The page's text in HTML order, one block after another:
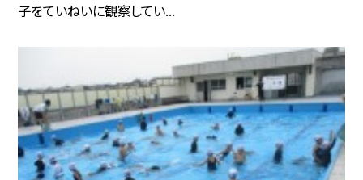
子をていねいに観察してい...